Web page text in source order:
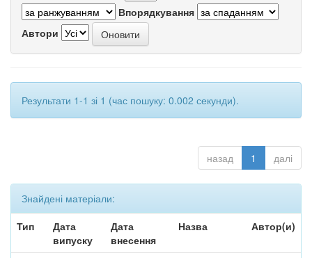
Впорядкування
Автори
Результати 1-1 зі 1 (час пошуку: 0.002 секунди).
назад 1 далі
Знайдені матеріали:
Тип
Дата
випуску
Дата
внесення
Назва Автор(и)